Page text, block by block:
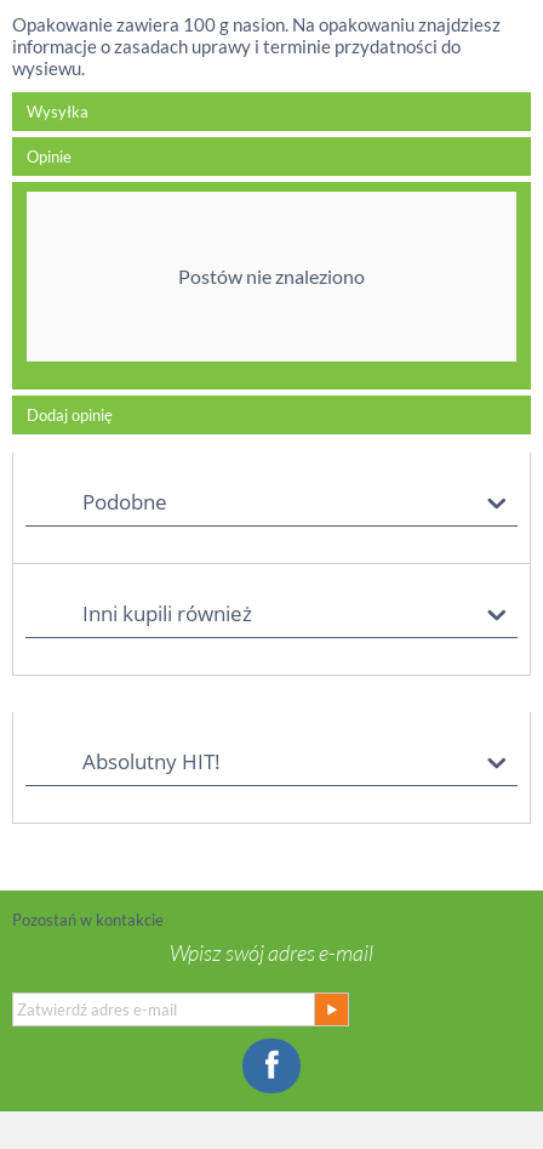
Opakowanie zawiera 100 g nasion. Na opakowaniu znajdziesz
informacje o zasadach uprawy i terminie przydatności do
wysiewu.
Wysyłka
Opinie
Postów nie znaleziono
Dodaj opinię
Podobne
Inni kupili również
Absolutny HIT!
Pozostań w kontakcie
Wpisz swój adres e-mail